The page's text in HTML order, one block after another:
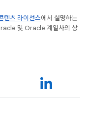
텐츠 라이선스에서 설명하는
및 Oracle 계열사의 상